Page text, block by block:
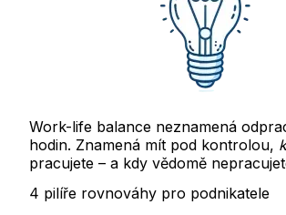
Work-life balance neznamená
hodin. Znamená mít pod kontrolou,
pracujete – a kdy vědomě
4 pilíře rovnováhy pro podnikatele